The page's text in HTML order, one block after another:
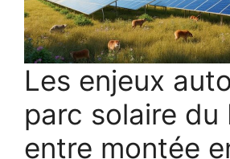
Les enjeux
parc solaire du
entre montée